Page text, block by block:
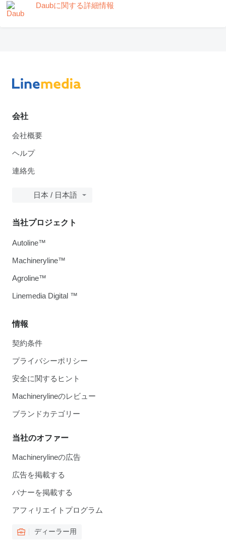
Daubに関する詳細情報
会社
会社概要
ヘルプ
連絡先
日本 / 日本語
情報
契約条件
プライバシーポリシー
安全に関するヒント
Machinerylineのレビュー
ブランドカテゴリー
当社のオファー
Machinerylineの広告
広告を掲載する
バナーを掲載する
アフィリエイトプログラム
ディーラー用
当社プロジェクト
Autoline™
Machineryline™
Agroline™
Linemedia Digital ™